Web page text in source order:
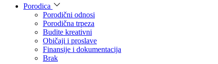
Porodica
Porodični odnosi
Porodična trpeza
Budite kreativni
Običaji i proslave
Finansije i dokumentacija
Brak